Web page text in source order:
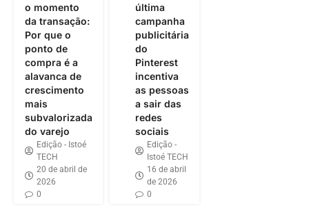
o momento
da transação:
Por que o
ponto de
compra é a
alavanca de
crescimento
mais
subvalorizada
do varejo
Edição - Istoé
TECH
20 de abril de
2026
0
última
campanha
publicitária
do
Pinterest
incentiva
as pessoas
a sair das
redes
sociais
Edição -
Istoé TECH
16 de abril
de 2026
0